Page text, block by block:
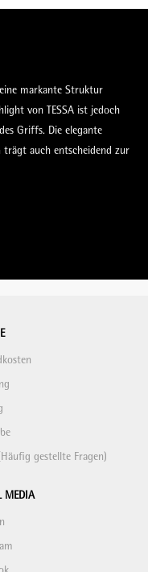
markante Struktur
von TESSA ist jedoch
Griffs. Die elegante
auch entscheidend zur
gestellte Fragen)
MEDIA